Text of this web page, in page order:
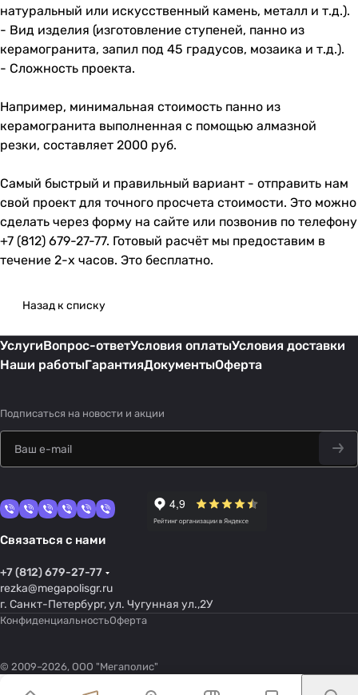
натуральный или искусственный камень, металл и т.д.).
- Вид изделия (изготовление ступеней, панно из
керамогранита, запил под 45 градусов, мозаика и т.д.).
- Сложность проекта.
Например, минимальная стоимость панно из
керамогранита выполненная с помощью алмазной
резки, составляет 2000 руб.
Самый быстрый и правильный вариант - отправить нам
свой проект для точного просчета стоимости. Это можно
сделать через форму на сайте или позвонив по телефону
+7 (812) 679-27-77. Готовый расчёт мы предоставим в
течение 2-х часов. Это бесплатно.
Назад к списку
УслугиВопрос-ответУсловия оплатыУсловия доставки
Наши работыГарантияДокументыОферта
Подписаться на новости и акции
Связаться с нами
+7 (812) 679-27-77
rezka@megapolisgr.ru
г. Санкт-Петербург, ул. Чугунная ул.,2У
КонфиденциальностьОферта
© 2009–2026, ООО "Мегаполис"